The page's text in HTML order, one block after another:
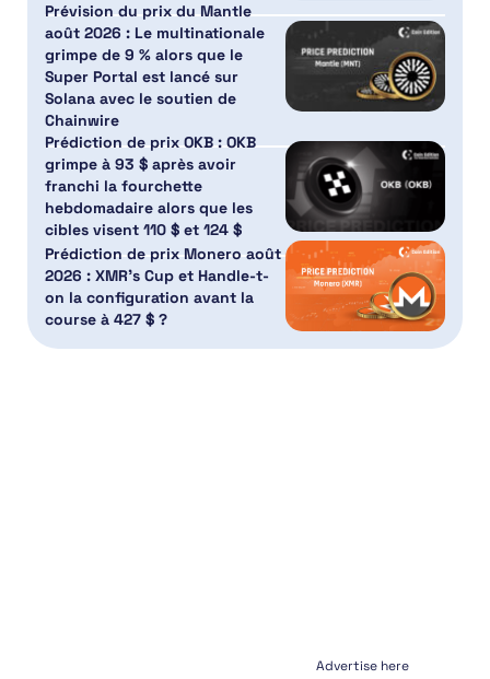
Prévision du prix du Mantle
août 2026 : Le multinationale
grimpe de 9 % alors que le
Super Portal est lancé sur
Solana avec le soutien de
Chainwire
Prédiction de prix OKB : OKB
grimpe à 93 $ après avoir
franchi la fourchette
hebdomadaire alors que les
cibles visent 110 $ et 124 $
Prédiction de prix Monero août
2026 : XMR’s Cup et Handle-t-
on la configuration avant la
course à 427 $ ?
Advertise here